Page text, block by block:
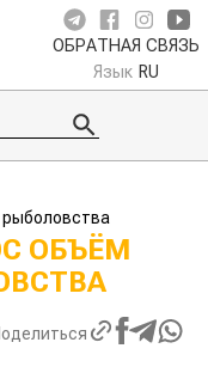
ОБРАТНАЯ СВЯЗЬ
Язык RU
ОБЪЁМ